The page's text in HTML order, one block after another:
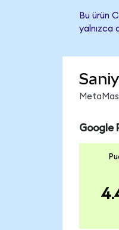
Bu ürün
yalnızca
Google